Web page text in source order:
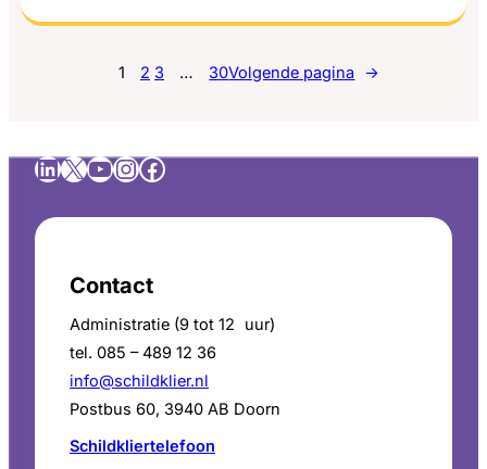
(leefstijlcoalitie.nl) konden we een train-de-
het aantal begeleiders uitgebreid en kunnen we
coachingsprogramma
1 2 3 … 30Volgende pagina →
LinkedIn
X YouTube
Instagram
Facebook
Contact
Administratie (9 tot 12 uur)
tel. 085 – 489 12 36
info@schildklier.nl
Postbus 60, 3940 AB Doorn
Schildkliertelefoon